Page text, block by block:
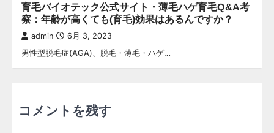
育毛バイオテック公式サイト・薄毛ハゲ育毛Q&A考
察：年齢が高くても(育毛)効果はあるんですか？
admin 6月 3, 2023
男性型脱毛症(AGA)、脱毛・薄毛・ハゲ…
コメントを残す